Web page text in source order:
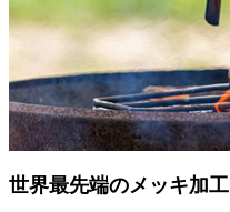
世界最先端のメッキ加工